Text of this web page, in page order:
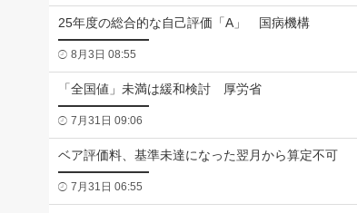
25年度の総合的な自己評価「A」 国病機構
8月3日 08:55
「全国値」未満は緩和検討 厚労省
7月31日 09:06
ベア評価料、基準未達になった翌月から算定不可
7月31日 06:55